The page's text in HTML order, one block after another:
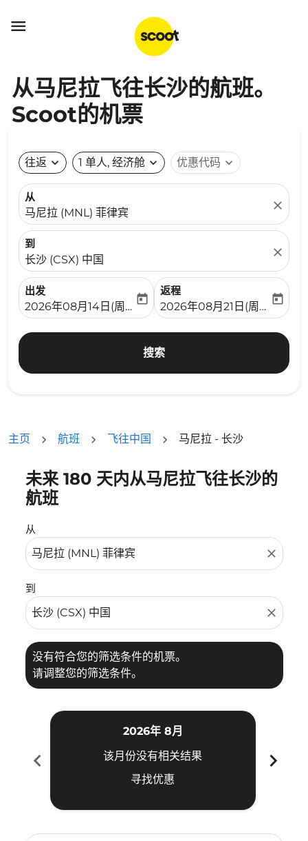

从马尼拉飞往长沙的航班。
Scoot的机票
往返 expand_more 1 单人, 经济舱 expand_more 优惠代码 expand_more
从
马尼拉 (MNL) 菲律宾
close
到
长沙 (CSX) 中国
close
出发
fc-booking-departure-date-aria-label
2026年08月14日(周五)
today
返程
fc-booking-return-date-
2026年08月21日(周五)
today
搜索
主页 航班 飞往中国 马尼拉 - 长沙
未来 180 天内从马尼拉飞往长沙的
航班
从
close
到
close
没有符合您的筛选条件的机票。
请调整您的筛选条件。
没有符合您的筛选条件的机票。请调整您的筛选条件。
chevron_left
2026年 8月
该月份没有相关结果
寻找优惠
chevron_right